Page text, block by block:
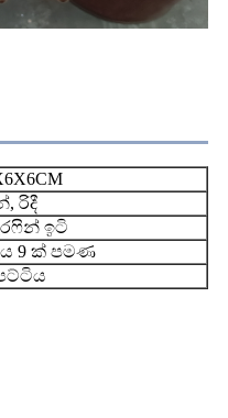
රිදී
ඉටි
9 ක් පමණ